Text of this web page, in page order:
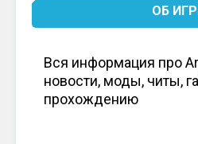
ОБ
Вся информация про
новости, моды, читы,
прохождению